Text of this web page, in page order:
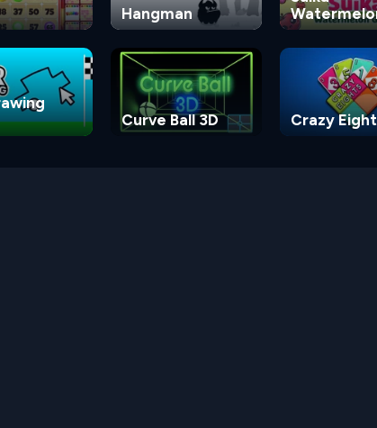
Hangman
Game
Curve Ball 3D Crazy